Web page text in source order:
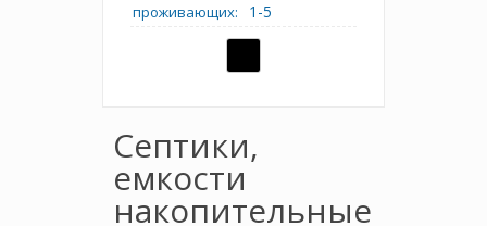
проживающих:
1-5
Септики,
емкости
накопительные